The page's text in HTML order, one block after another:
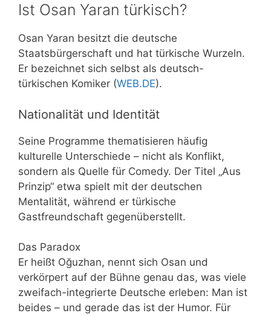
Ist Osan Yaran türkisch?
Osan Yaran besitzt die deutsche
Staatsbürgerschaft und hat türkische Wurzeln.
Er bezeichnet sich selbst als deutsch-
türkischen Komiker (WEB.DE).
Nationalität und Identität
Seine Programme thematisieren häufig
kulturelle Unterschiede – nicht als Konflikt,
sondern als Quelle für Comedy. Der Titel „Aus
Prinzip“ etwa spielt mit der deutschen
Mentalität, während er türkische
Gastfreundschaft gegenüberstellt.
Das Paradox
Er heißt Oğuzhan, nennt sich Osan und
verkörpert auf der Bühne genau das, was viele
zweifach-integrierte Deutsche erleben: Man ist
beides – und gerade das ist der Humor. Für